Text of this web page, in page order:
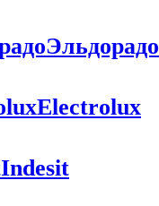
Эльдорадо
Electrolux
Indesit